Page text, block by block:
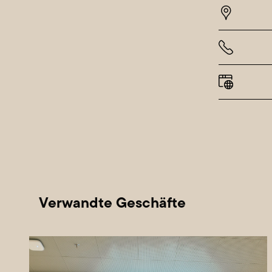
Verwandte Geschäfte